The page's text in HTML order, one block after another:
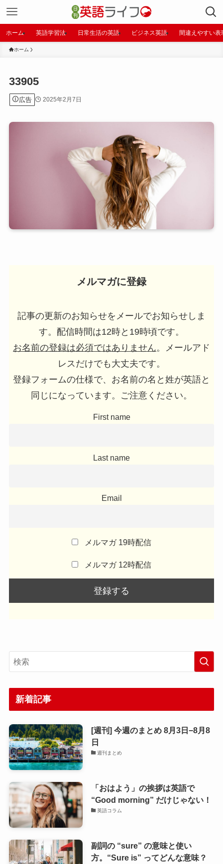
ホーム 英語学習法 日常生活の英語 ビジネス英語 間違えやすい表
ホーム
33905
広告 2025年2月7日
メルマガに登録
記事の更新のお知らせをメールでお知らせしま
す。配信時間は12時と19時頃です。
お名前の登録は必須ではありません。メールアド
レスだけでも大丈夫です。
登録フォームの仕様で、お名前の名と姓が英語と
同じになっています。ご注意ください。
First name
Last name
Email
メルマガ 19時配信
メルマガ 12時配信
新着記事
[週刊] 今週のまとめ 8月3日−8月8
日
週刊まとめ
「おはよう」の挨拶は英語で
“Good morning” だけじゃない！
英語コラム
副詞の “sure” の意味と使い
方。“Sure is” ってどんな意味？